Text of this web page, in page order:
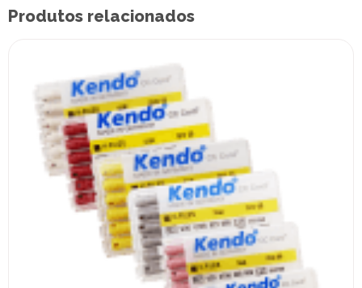
Produtos relacionados